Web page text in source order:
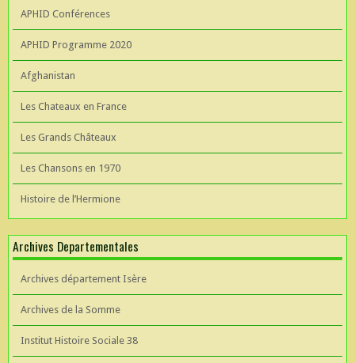
APHID Conférences
APHID Programme 2020
Afghanistan
Les Chateaux en France
Les Grands Châteaux
Les Chansons en 1970
Histoire de l’Hermione
Archives Departementales
Archives département Isère
Archives de la Somme
Institut Histoire Sociale 38